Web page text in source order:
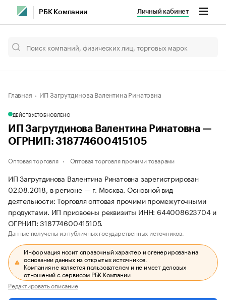
РБК Компании Личный кабинет
Главная ИП Загрутдинова Валентина Ринатовна
ДЕЙСТВУЕТОБНОВЛЕНО
ИП Загрутдинова Валентина Ринатовна —
ОГРНИП: 318774600415105
Оптовая торговля Оптовая торговля прочими товарами
ИП Загрутдинова Валентина Ринатовна зарегистрирован
02.08.2018, в регионе — г. Москва. Основной вид
деятельности: Торговля оптовая прочими промежуточными
продуктами. ИП присвоены реквизиты ИНН: 644008623704 и
ОГРНИП: 318774600415105.
Данные получены из публичных государственных источников.
Информация носит справочный характер и сгенерирована на
основании данных из открытых источников.
Компания не является пользователем и не имеет деловых
отношений с сервисом РБК Компании.
Редактировать описание